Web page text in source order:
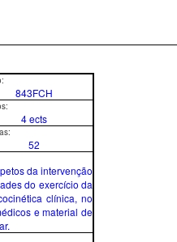
843FCH
4 ects
52
da intervenção
do exercício da
clínica, no
e material de